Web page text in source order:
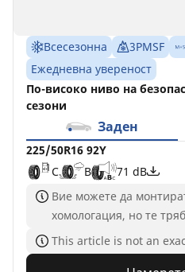
Всесезонна 3PMSF
Ежедневна увереност
По-високо ниво на
сезони
Заден
225/50R16 92Y
C
B
71 dB
Вие можете да
хомологация, но те
This article is not an